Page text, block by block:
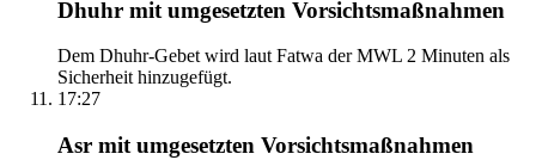
Dhuhr mit umgesetzten Vorsichtsmaßnahmen
Dem Dhuhr-Gebet wird laut Fatwa der MWL 2 Minuten als
Sicherheit hinzugefügt.
17:27
Asr mit umgesetzten Vorsichtsmaßnahmen